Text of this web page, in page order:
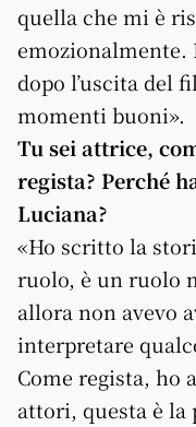
quella che mi è
emozionalmente.
dopo l’uscita del
momenti buoni».
Tu sei attrice,
regista? Perché
Luciana?
«Ho scritto la
ruolo, è un ruolo
allora non avevo
interpretare
Come regista, ho
attori, questa è la